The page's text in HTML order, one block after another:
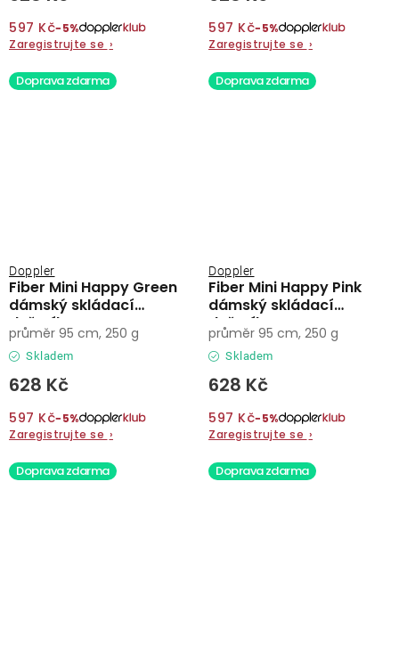
597 Kč−5%
Zaregistrujte se ›
597 Kč−5%
Zaregistrujte se ›
Doprava zdarma
Fiber Mini Happy Green
dámský skládací
deštník
Doppler
Skladem
628 Kč
597 Kč−5%
Zaregistrujte se ›
průměr 95 cm, 250 g
Doprava zdarma
Fiber Mini Happy Pink
dámský skládací
deštník
Doppler
Skladem
628 Kč
597 Kč−5%
Zaregistrujte se ›
průměr 95 cm, 250 g
Doprava zdarma Doprava zdarma